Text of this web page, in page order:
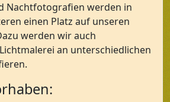
Nachtfotografien werden in
einen Platz auf unseren
werden wir auch
an unterschiedlichen